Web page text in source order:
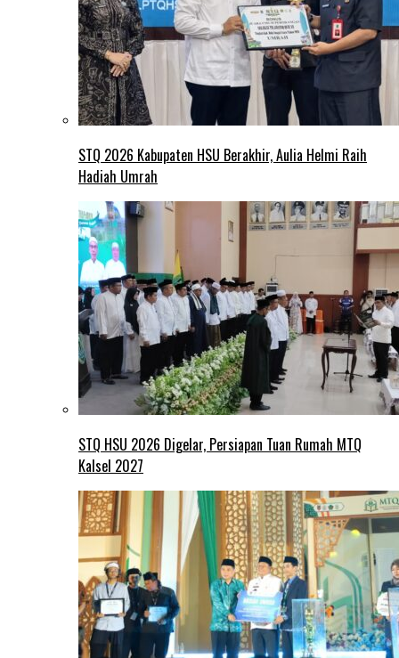
STQ 2026 Kabupaten HSU Berakhir, Aulia Helmi Raih
Hadiah Umrah
STQ HSU 2026 Digelar, Persiapan Tuan Rumah MTQ
Kalsel 2027